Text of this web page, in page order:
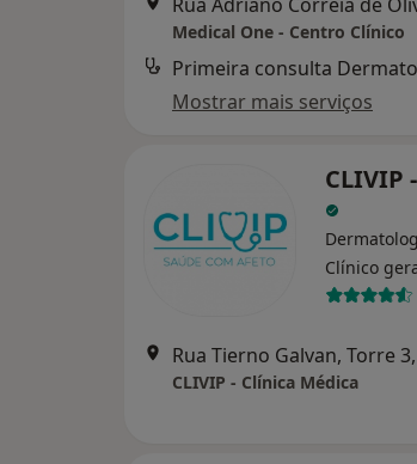
Medical One - Centro Clínico
Primeira consulta
Mostrar mais serviços
CLIVIP
Clínico
CLIVIP - Clínica Médica